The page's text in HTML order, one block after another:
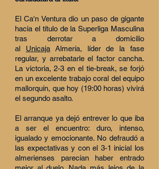
El Ca'n Ventura dio un paso de gigante
hacia el título de la Superliga Masculina
tras derrotar a domicilio
al UnicajaAlmería, líder de la fase
regular, y arrebatarle el factor cancha.
La victoria, 2-3 en el tie-break, se forjó
en un excelente trabajo coral del equipo
mallorquín, que hoy (19:00 horas) vivirá
el segundo asalto.
El arranque ya dejó entrever lo que iba
a ser el encuentro: duro, intenso,
igualado y emocionante. No defraudó a
las expectativas y con el 3-1 inicial los
almerienses parecían haber entrado